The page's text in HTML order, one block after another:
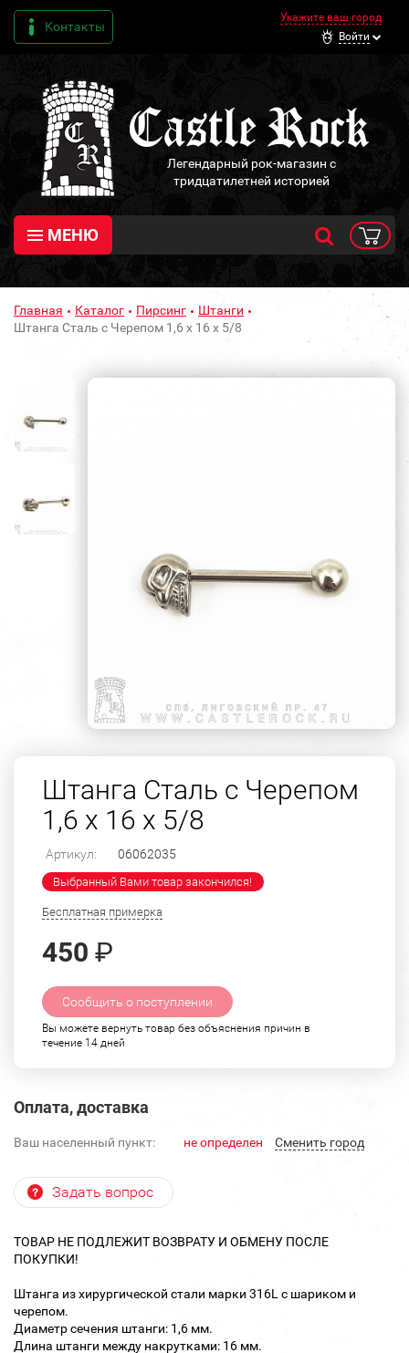
Контакты
Укажите ваш город
Войти
Легендарный рок-магазин с
тридцатилетней историей
МЕНЮ
Главная Каталог Пирсинг
Штанги
Штанга Сталь с Черепом 1,6 х 16 х 5/8
Штанга Сталь с Черепом
1,6 х 16 х 5/8
Артикул: 06062035
Выбранный Вами товар закончился!
Бесплатная примерка
450 ₽
Сообщить о поступлении
Вы можете вернуть товар без объяснения причин в
течение 14 дней
Оплата, доставка
Ваш населенный пункт: не определен Cменить город
Задать вопрос
ТОВАР НЕ ПОДЛЕЖИТ ВОЗВРАТУ И ОБМЕНУ ПОСЛЕ
ПОКУПКИ!
Штанга из хирургической стали марки 316L с шариком и
черепом.
Диаметр сечения штанги: 1,6 мм.
Длина штанги между накрутками: 16 мм.